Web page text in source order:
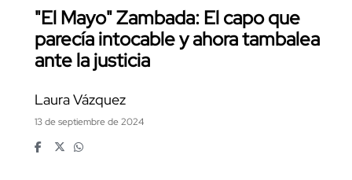
"El Mayo" Zambada: El capo que
parecía intocable y ahora tambalea
ante la justicia
Laura Vázquez
13 de septiembre de 2024